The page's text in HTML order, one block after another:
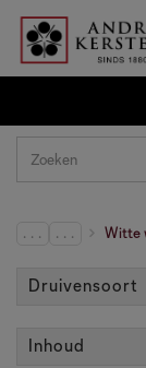
. . . . . . Witte
Druivensoort
Inhoud